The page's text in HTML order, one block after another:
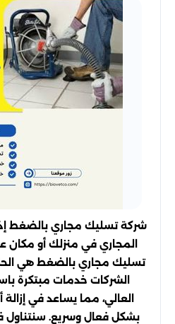
شركة تسليك مجاري بالضغط
المجاري في منزلك أو
تسليك مجاري بالضغط هي
الشركات خدمات مبتكرة
العالي، مما يساعد في
بشكل فعال وسريع. سنتناول